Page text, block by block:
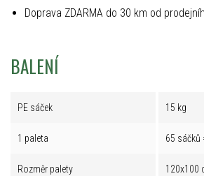
Doprava ZDARMA do 30 km od
BALENÍ
PE sáček 15 kg
1 paleta 65 sáčků
Rozměr palety 120x100